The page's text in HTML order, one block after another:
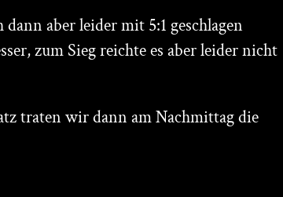
aber leider mit 5:1 geschlagen
zum Sieg reichte es aber leider nicht
traten wir dann am Nachmittag die